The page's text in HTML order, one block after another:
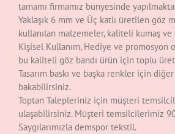
tamamı firmamız bünyesinde
Yaklaşık 6 mm ve Üç katlı üretilen göz
kullanılan malzemeler, kaliteli kumaş
Kişisel Kullanım, Hediye ve promosyon
bu kaliteli göz bandı ürün için toplu
Tasarım baskı ve başka renkler için diğer
bakabilirsiniz.
Toptan Talepleriniz için müşteri
ulaşabilirsiniz. Müşteri temsilcilerimiz
Saygılarımızla demspor tekstil.